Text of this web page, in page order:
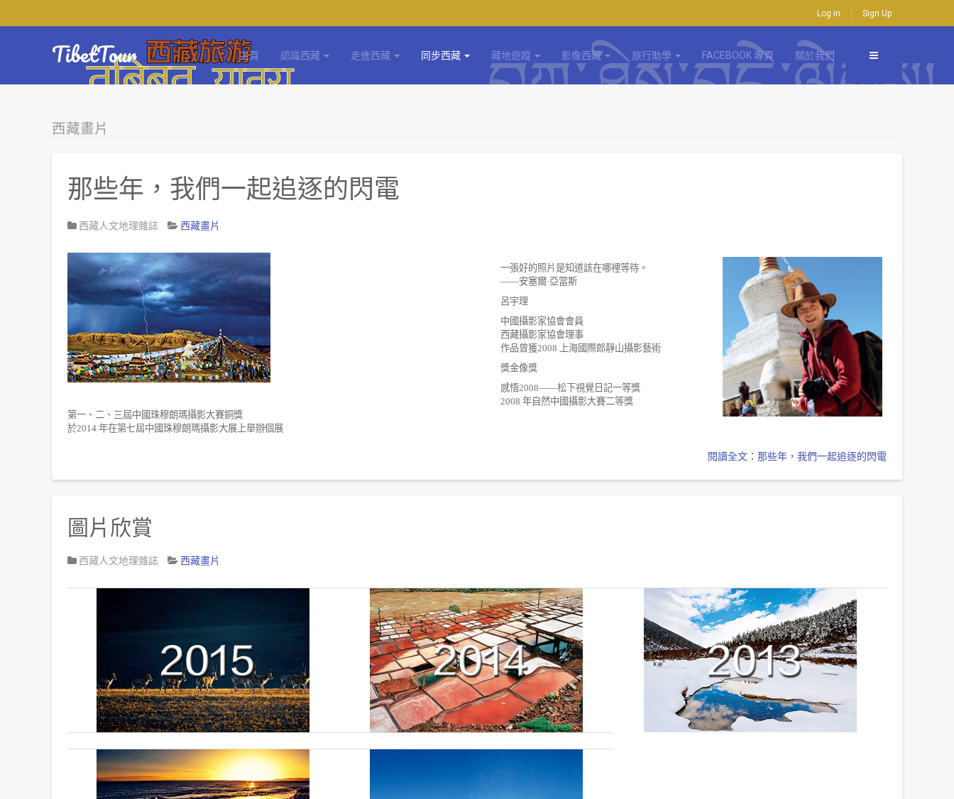
Log in Sign Up
TibetTour 主頁 認識西藏 走進西藏 同步西藏 藏地遊蹤 影像西藏 旅行助學 FACEBOOK 專頁 關於我們
西藏畫片
那些年，我們一起追逐的閃電
西藏人文地理雜誌 西藏畫片
一張好的照片是知道該在哪裡等待。
——安塞爾·亞當斯
呂宇理
中國攝影家協會會員
西藏攝影家協會理事
作品曾獲2008
上海國際郎靜山攝影藝術
獎金像獎
感悟2008——松下視覺日記一等獎
2008 年自然中國攝影大賽二等獎
第一、二、三屆中國珠穆朗瑪攝影大賽銅獎
於2014 年在第七屆中國珠穆朗瑪攝影大展上舉辦個展
閱讀全文：那些年，我們一起追逐的閃電
圖片欣賞
西藏人文地理雜誌 西藏畫片